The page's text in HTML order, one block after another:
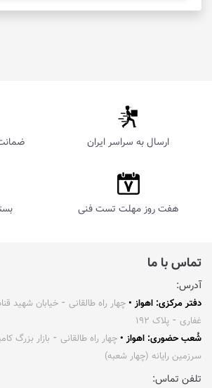
ارسال به سراسر ایران
هفت روز مهلت تست فنی
تماس با ما
آدرس:
دفتر مرکزی: اهواز • چهار راه طالقانی ⁃ خیابان شهید
غفاری ⁃ پلاک ۱۹۲
شُعب حضوری: اهواز • چهار راه طالقانی ⁃ بازار بزرگ
سرزمین رایانه (چهار شعبه)
تلفن تماس: